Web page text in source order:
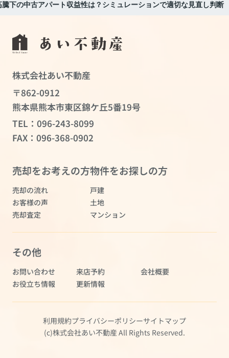
騰下の中古アパート収益性は？シミュレーションで適切な見直し判断
株式会社あい不動産
〒862-0912
熊本県熊本市東区錦ケ丘5番19号
TEL： 096-243-8099
FAX：096-368-0902
売却をお考えの方
売却の流れ
お客様の声
売却査定
物件をお探しの方
戸建
土地
マンション
その他
お問い合わせ 来店予約
会社概要
お役立ち情報
更新情報
利用規約プライバシーポリシーサイトマップ
(c)株式会社あい不動産 All Rights Reserved.